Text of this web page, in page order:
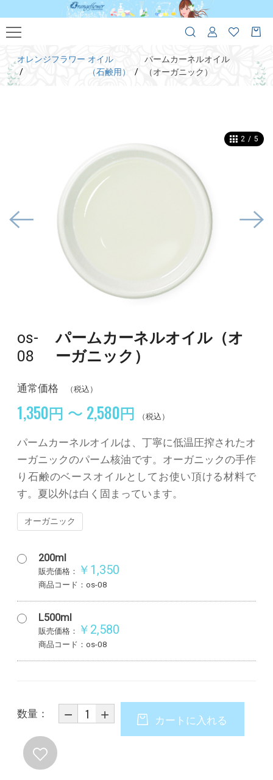
オレンジフラワー オイル
（石鹸用）
パームカーネルオイル
（オーガニック）
2 / 5
os-
08
パームカーネルオイル（オ
ーガニック）
通常価格 （税込）
1,350円 ～ 2,580円 （税込）
パームカーネルオイルは、丁寧に低温圧搾されたオ
ーガニックのパーム核油です。オーガニックの手作
り石鹸のベースオイルとしてお使い頂ける材料で
す。夏以外は白く固まっています。
オーガニック
200ml
販売価格： ￥1,350
商品コード：os-08
L500ml
販売価格： ￥2,580
商品コード：os-08
数量：
カートに入れる